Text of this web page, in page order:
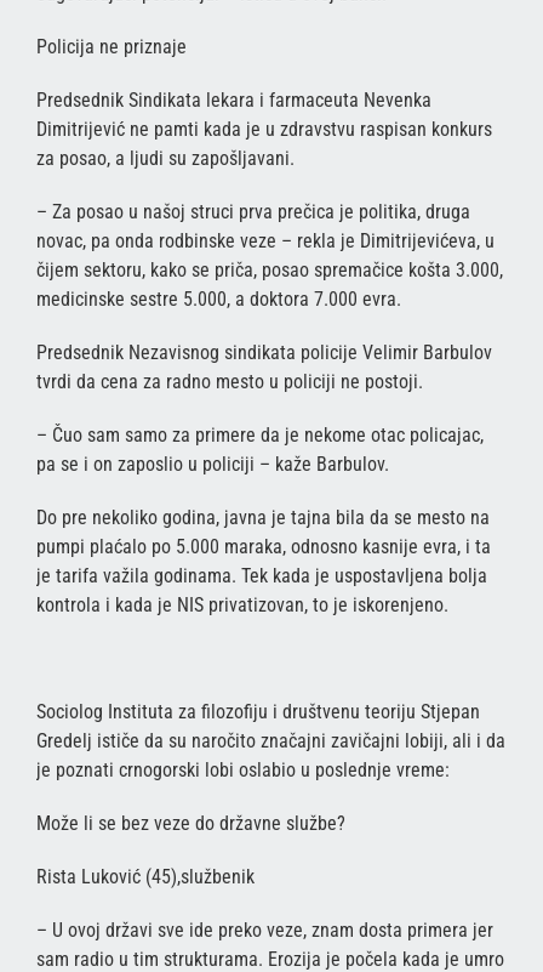
Policija ne priznaje
Predsednik Sindikata lekara i farmaceuta Nevenka
Dimitrijević ne pamti kada je u zdravstvu raspisan konkurs
za posao, a ljudi su zapošljavani.
– Za posao u našoj struci prva prečica je politika, druga
novac, pa onda rodbinske veze – rekla je Dimitrijevićeva, u
čijem sektoru, kako se priča, posao spremačice košta 3.000,
medicinske sestre 5.000, a doktora 7.000 evra.
Predsednik Nezavisnog sindikata policije Velimir Barbulov
tvrdi da cena za radno mesto u policiji ne postoji.
– Čuo sam samo za primere da je nekome otac policajac,
pa se i on zaposlio u policiji – kaže Barbulov.
Do pre nekoliko godina, javna je tajna bila da se mesto na
pumpi plaćalo po 5.000 maraka, odnosno kasnije evra, i ta
je tarifa važila godinama. Tek kada je uspostavljena bolja
kontrola i kada je NIS privatizovan, to je iskorenjeno.
Sociolog Instituta za filozofiju i društvenu teoriju Stjepan
Gredelj ističe da su naročito značajni zavičajni lobiji, ali i da
je poznati crnogorski lobi oslabio u poslednje vreme:
Može li se bez veze do državne službe?
Rista Luković (45),službenik
– U ovoj državi sve ide preko veze, znam dosta primera jer
sam radio u tim strukturama. Erozija je počela kada je umro